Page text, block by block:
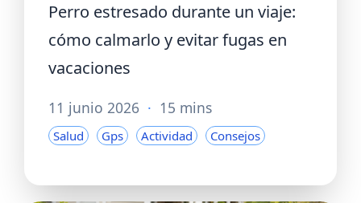
Perro estresado durante un viaje:
cómo calmarlo y evitar fugas en
vacaciones
11 junio 2026 · 15 mins
Salud Gps Actividad Consejos